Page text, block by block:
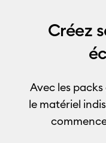
Créez
Avec les
le matériel